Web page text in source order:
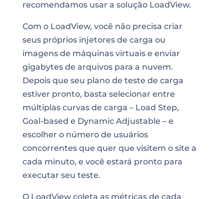
recomendamos usar a solução LoadView.
Com o LoadView, você não precisa criar
seus próprios injetores de carga ou
imagens de máquinas virtuais e enviar
gigabytes de arquivos para a nuvem.
Depois que seu plano de teste de carga
estiver pronto, basta selecionar entre
múltiplas curvas de carga – Load Step,
Goal-based e Dynamic Adjustable – e
escolher o número de usuários
concorrentes que quer que visitem o site a
cada minuto, e você estará pronto para
executar seu teste.
O LoadView coleta as métricas de cada